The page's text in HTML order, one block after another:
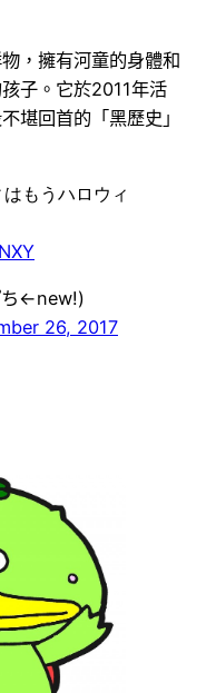
，擁有河童的身體和
子。它於2011年活
堪回首的「黑歷史」
もうハロウィ
ち←new!)
26, 2017